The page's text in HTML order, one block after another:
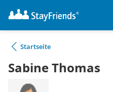
Startseite
Sabine Thomas